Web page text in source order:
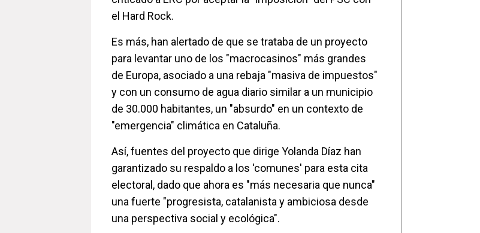
el Hard Rock.
Es más, han alertado de que se trataba de un proyecto
para levantar uno de los "macrocasinos" más grandes
de Europa, asociado a una rebaja "masiva de impuestos"
y con un consumo de agua diario similar a un municipio
de 30.000 habitantes, un "absurdo" en un contexto de
"emergencia" climática en Cataluña.
Así, fuentes del proyecto que dirige Yolanda Díaz han
garantizado su respaldo a los 'comunes' para esta cita
electoral, dado que ahora es "más necesaria que nunca"
una fuerte "progresista, catalanista y ambiciosa desde
una perspectiva social y ecológica".